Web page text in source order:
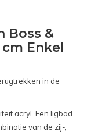
Boss &
Enkel
in de
acryl. Een ligbad
van de zij-,